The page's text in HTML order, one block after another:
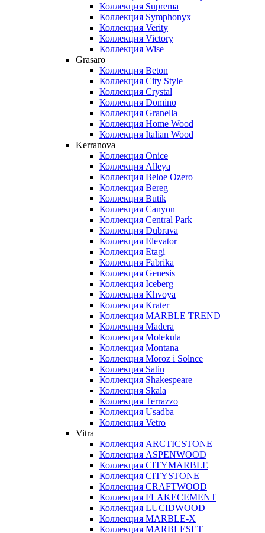
Коллекция Suprema
Коллекция Symphonyx
Коллекция Verity
Коллекция Victory
Коллекция Wise
Grasaro
Коллекция Beton
Коллекция City Style
Коллекция Crystal
Коллекция Domino
Коллекция Granella
Коллекция Home Wood
Коллекция Italian Wood
Kerranova
Коллекция Onice
Коллекция Alleya
Коллекция Beloe Ozero
Коллекция Bereg
Коллекция Butik
Коллекция Canyon
Коллекция Central Park
Коллекция Dubrava
Коллекция Elevator
Коллекция Etagi
Коллекция Fabrika
Коллекция Genesis
Коллекция Iceberg
Коллекция Khvoya
Коллекция Krater
Коллекция MARBLE TREND
Коллекция Madera
Коллекция Molekula
Коллекция Montana
Коллекция Moroz i Solnce
Коллекция Satin
Коллекция Shakespeare
Коллекция Skala
Коллекция Terrazzo
Коллекция Usadba
Коллекция Vetro
Vitra
Коллекция ARCTICSTONE
Коллекция ASPENWOOD
Коллекция CITYMARBLE
Коллекция CITYSTONE
Коллекция CRAFTWOOD
Коллекция FLAKECEMENT
Коллекция LUCIDWOOD
Коллекция MARBLE-X
Коллекция MARBLESET